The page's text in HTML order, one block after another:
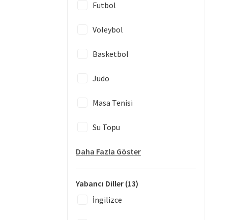
Futbol
Voleybol
Basketbol
Judo
Masa Tenisi
Su Topu
Daha Fazla Göster
Yabancı Diller (13)
İngilizce